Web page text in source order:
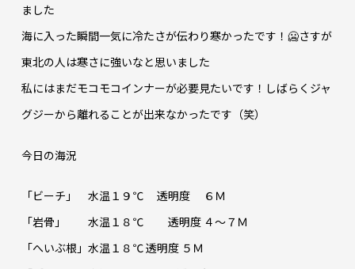
ました
海に入った瞬間一気に冷たさが伝わり寒かったです！🥶さすが
東北の人は寒さに強いなと思いました
私にはまだモコモコインナーが必要見たいです！しばらくジャ
グジーから離れることが出来なかったです（笑）
今日の海況
「ビーチ」 水温１９℃ 透明度 ６Ｍ
「岩骨」 水温１８℃ 透明度 ４～７Ｍ
「へいぶ根」水温１８℃ 透明度 ５Ｍ